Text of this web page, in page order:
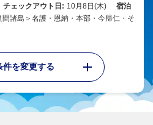
チェックアウト日: 10月8日(木)
宿泊
諸島＞名護・恩納・本部・今帰仁・そ
件を変更する